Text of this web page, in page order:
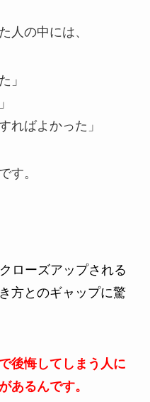
人の中には、
」
ればよかった」
す。
ローズアップされる
方とのギャップに驚
後悔してしまう人に
あるんです。